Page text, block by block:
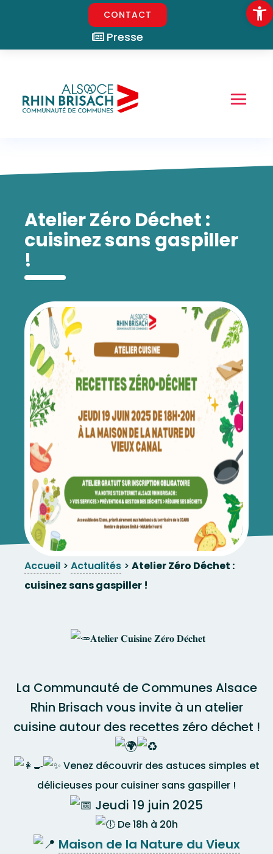
Ouvrir
Presse
CONTACT
Atelier Zéro Déchet :
cuisinez sans gaspiller
!
Accueil > Actualités > Atelier Zéro Déchet :
cuisinez sans gaspiller !
𝐀𝐭𝐞𝐥𝐢𝐞𝐫 𝐂𝐮𝐢𝐬𝐢𝐧𝐞 𝐙𝐞́𝐫𝐨 𝐃𝐞́𝐜𝐡𝐞𝐭
La Communauté de Communes Alsace
Rhin Brisach vous invite à un atelier
cuisine autour des recettes zéro déchet !
Venez découvrir des astuces simples et
délicieuses pour cuisiner sans gaspiller !
Jeudi 19 juin 2025
De 18h à 20h
Maison de la Nature du Vieux